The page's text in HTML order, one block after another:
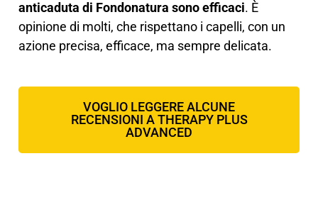
anticaduta di Fondonatura sono efficaci. È
opinione di molti, che rispettano i capelli, con un
azione precisa, efficace, ma sempre delicata.
VOGLIO LEGGERE ALCUNE
RECENSIONI A THERAPY PLUS
ADVANCED